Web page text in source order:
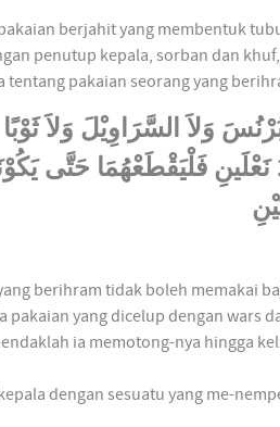
berjahit yang membentuk
penutup kepala, sorban dan
tentang pakaian seorang yang
نَعْلَينِ فَلْيَقْطَعْهُمَا حَتَّى
berihram tidak boleh memakai
pakaian yang dicelup dengan wars
ia memotong-nya hingga
dengan sesuatu yang me-